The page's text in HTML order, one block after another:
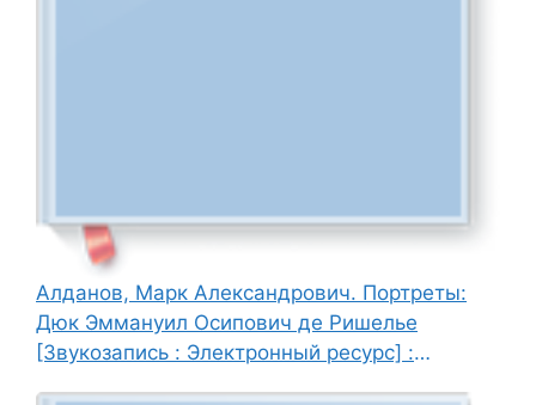
Алданов, Марк Александрович. Портреты:
Дюк Эммануил Осипович де Ришелье
[Звукозапись : Электронный ресурс] :